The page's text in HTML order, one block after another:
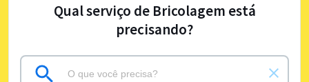
Qual serviço de Bricolagem está
precisando?